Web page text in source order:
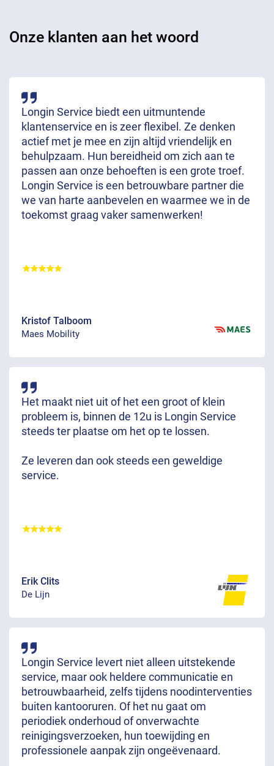
Onze klanten aan het woord
Longin Service biedt een uitmuntende
klantenservice en is zeer flexibel. Ze denken
actief met je mee en zijn altijd vriendelijk en
behulpzaam. Hun bereidheid om zich aan te
passen aan onze behoeften is een grote troef.
Longin Service is een betrouwbare partner die
we van harte aanbevelen en waarmee we in de
toekomst graag vaker samenwerken!
Kristof Talboom
Maes Mobility
Het maakt niet uit of het een groot of klein
probleem is, binnen de 12u is Longin Service
steeds ter plaatse om het op te lossen.
Ze leveren dan ook steeds een geweldige
service.
Erik Clits
De Lijn
Longin Service levert niet alleen uitstekende
service, maar ook heldere communicatie en
betrouwbaarheid, zelfs tijdens noodinterventies
buiten kantooruren. Of het nu gaat om
periodiek onderhoud of onverwachte
reinigingsverzoeken, hun toewijding en
professionele aanpak zijn ongeëvenaard.